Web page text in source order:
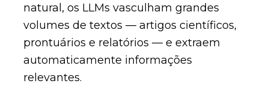
natural, os LLMs vasculham grandes
volumes de textos — artigos científicos,
prontuários e relatórios — e extraem
automaticamente informações
relevantes.